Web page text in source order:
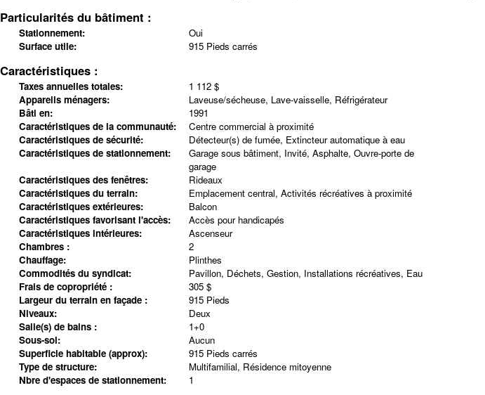
Particularités du bâtiment :
Stationnement:
Oui
Surface utile:
915 Pieds carrés
Caractéristiques :
Taxes annuelles totales:
1 112 $
Appareils ménagers:
Laveuse/sécheuse, Lave-vaisselle, Réfrigérateur
Bâti en:
1991
Caractéristiques de la communauté:
Centre commercial à proximité
Caractéristiques de sécurité:
Détecteur(s) de fumée, Extincteur automatique à eau
Caractéristiques de stationnement:
Garage sous bâtiment, Invité, Asphalte, Ouvre-porte de
garage
Caractéristiques des fenêtres:
Rideaux
Caractéristiques du terrain:
Emplacement central, Activités récréatives à proximité
Caractéristiques extérieures:
Balcon
Caractéristiques favorisant l'accès:
Accès pour handicapés
Caractéristiques intérieures:
Ascenseur
Chambres :
2
Chauffage:
Plinthes
Commodités du syndicat:
Pavillon, Déchets, Gestion, Installations récréatives, Eau
Frais de copropriété :
305 $
Largeur du terrain en façade :
915 Pieds
Niveaux:
Deux
Salle(s) de bains :
1+0
Sous-sol:
Aucun
Superficie habitable (approx):
915 Pieds carrés
Type de structure:
Multifamilial, Résidence mitoyenne
Nbre d'espaces de stationnement:
1